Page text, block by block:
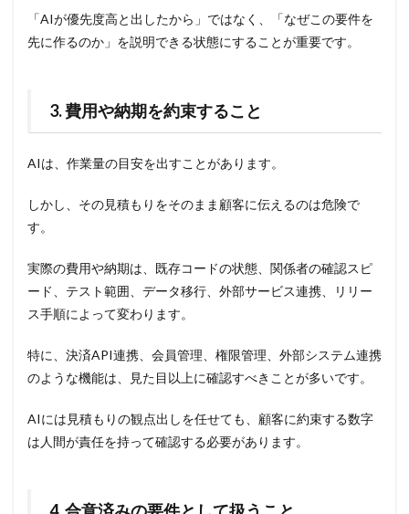
「AIが優先度高と出したから」ではなく、「なぜこの要件を
先に作るのか」を説明できる状態にすることが重要です。
3. 費用や納期を約束すること
AIは、作業量の目安を出すことがあります。
しかし、その見積もりをそのまま顧客に伝えるのは危険で
す。
実際の費用や納期は、既存コードの状態、関係者の確認スピ
ード、テスト範囲、データ移行、外部サービス連携、リリー
ス手順によって変わります。
特に、決済API連携、会員管理、権限管理、外部システム連携
のような機能は、見た目以上に確認すべきことが多いです。
AIには見積もりの観点出しを任せても、顧客に約束する数字
は人間が責任を持って確認する必要があります。